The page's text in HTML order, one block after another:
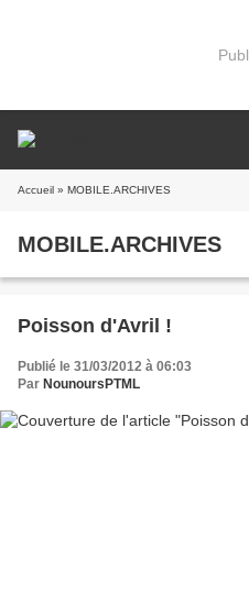
Accueil » MOBILE.ARCHIVES
MOBILE.ARCHIVES
Poisson d'Avril !
Publié le 31/03/2012 à 06:03
Par NounoursPTML